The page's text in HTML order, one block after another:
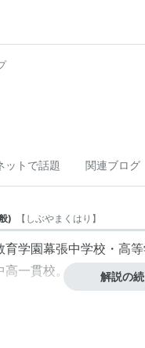
ットで話題 関連ブログ
) 【 しぶやまくはり 】
育学園幕張中学校・高
高一貫校。
解説の